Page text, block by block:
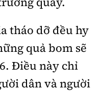
tháo dỡ đều hy
quả bom sẽ
Điều này chỉ
dân và người